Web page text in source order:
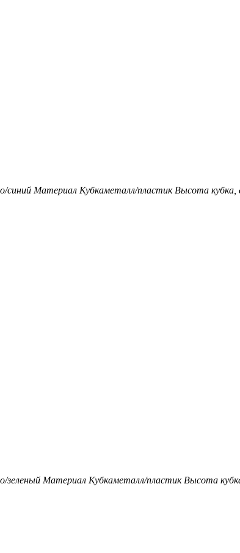
синий Материал Кубкаметалл/пластик Высота кубка,
зеленый Материал Кубкаметалл/пластик Высота